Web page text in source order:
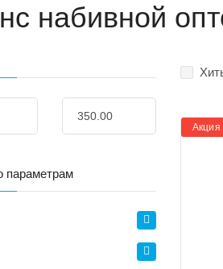
набивной
Акция
параметрам